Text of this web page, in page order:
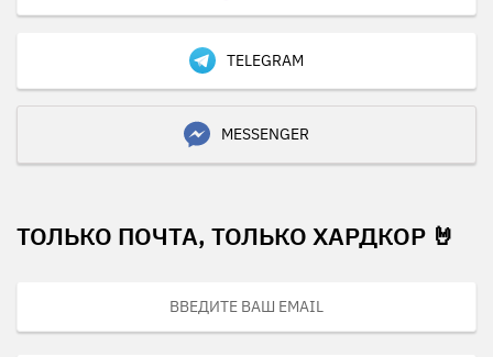
TELEGRAM
MESSENGER
ТОЛЬКО ПОЧТА, ТОЛЬКО ХАРДКОР 🤘